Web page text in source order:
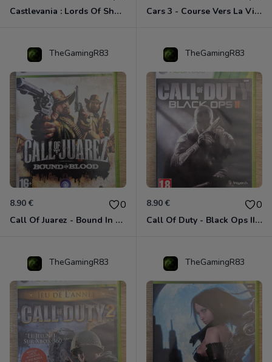
Castlevania : Lords Of Shadow Xbox 360 Cars 3 - Course Vers La Victoire Xbox 360
TheGamingR83
8.90 € 0
Call Of Juarez - Bound In Blood Xbox 360
TheGamingR83
8.90 € 0
Call Of Duty - Black Ops II Xbox 360
TheGamingR83 TheGamingR83